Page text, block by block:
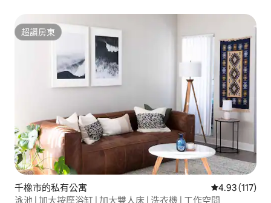
超讚房東
超讚房東
千橡市的私有公寓 從 117 則評價
4.93 (117)
泳池 | 加大按摩浴缸 | 加大雙人床 | 洗衣機 | 工作空間